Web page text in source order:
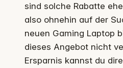
sind solche Rabatte
also ohnehin auf der
neuen Gaming Laptop
dieses Angebot nicht
Ersparnis kannst du